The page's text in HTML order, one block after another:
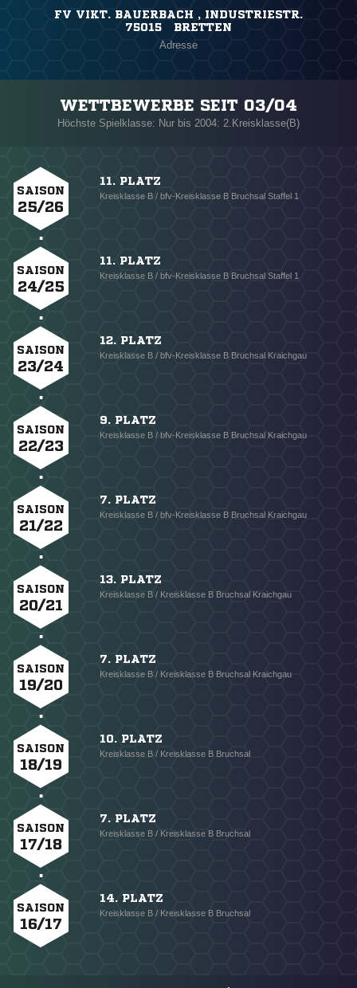
FV VIKT. BAUERBACH , INDUSTRIESTR.
75015 BRETTEN
Adresse
WETTBEWERBE SEIT 03/04
Höchste Spielklasse: Nur bis 2004: 2.Kreisklasse(B)
SAISON
25/26
11. PLATZ
Kreisklasse B / bfv-Kreisklasse B Bruchsal Staffel 1
SAISON
24/25
11. PLATZ
Kreisklasse B / bfv-Kreisklasse B Bruchsal Staffel 1
SAISON
23/24
12. PLATZ
Kreisklasse B / bfv-Kreisklasse B Bruchsal Kraichgau
SAISON
22/23
9. PLATZ
Kreisklasse B / bfv-Kreisklasse B Bruchsal Kraichgau
SAISON
21/22
7. PLATZ
Kreisklasse B / bfv-Kreisklasse B Bruchsal Kraichgau
SAISON
20/21
13. PLATZ
Kreisklasse B / Kreisklasse B Bruchsal Kraichgau
SAISON
19/20
7. PLATZ
Kreisklasse B / Kreisklasse B Bruchsal Kraichgau
SAISON
18/19
10. PLATZ
Kreisklasse B / Kreisklasse B Bruchsal
SAISON
17/18
7. PLATZ
Kreisklasse B / Kreisklasse B Bruchsal
SAISON
16/17
14. PLATZ
Kreisklasse B / Kreisklasse B Bruchsal